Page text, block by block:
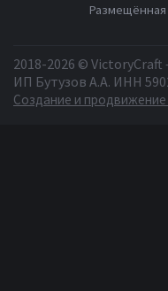
2018-2026 ©
ИП Бутузов А.А. ИНН
Создание и